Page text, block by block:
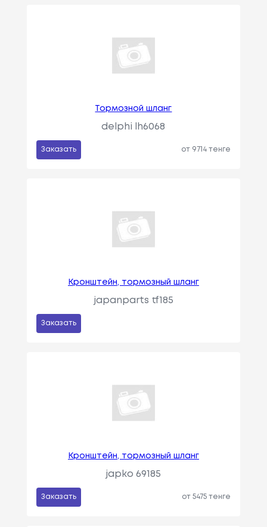
Тормозной шланг
delphi lh6068
Заказать от 9714 тенге
Кронштейн, тормозный шланг
japanparts tf185
Заказать
Кронштейн, тормозный шланг
japko 69185
Заказать от 5475 тенге